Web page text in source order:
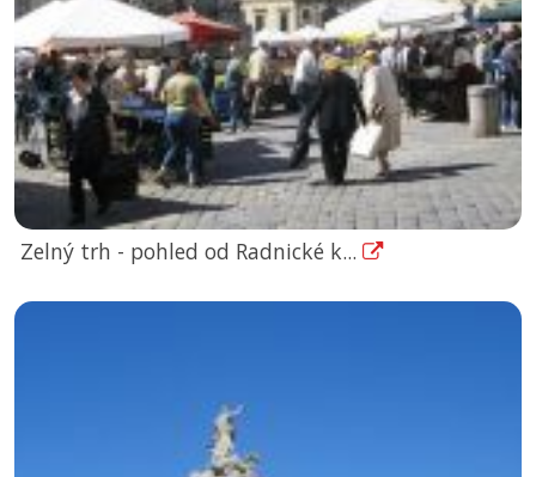
Zelný trh - pohled od Radnické k...